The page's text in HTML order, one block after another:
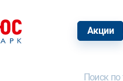
Акции